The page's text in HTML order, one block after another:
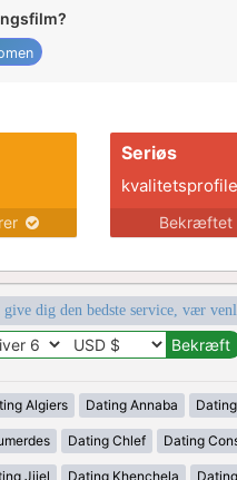
Seriøs
Bekræftet
dig den bedste service, vær
Algiers Dating Annaba
Dating Chlef Dating
Jijel Dating Khenchela